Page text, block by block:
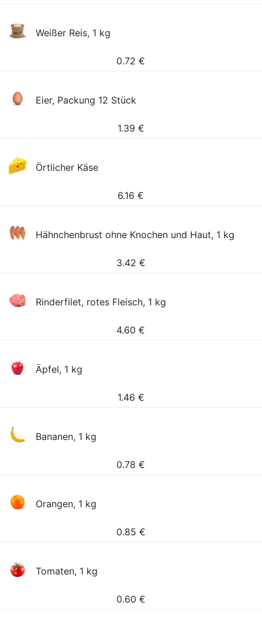
Weißer Reis, 1 kg
0.72 €
Eier, Packung 12 Stück
1.39 €
Örtlicher Käse
6.16 €
Hähnchenbrust ohne Knochen und Haut, 1 kg
3.42 €
Rinderfilet, rotes Fleisch, 1 kg
4.60 €
Äpfel, 1 kg
1.46 €
Bananen, 1 kg
0.78 €
Orangen, 1 kg
0.85 €
Tomaten, 1 kg
0.60 €